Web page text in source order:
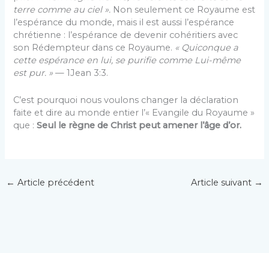
terre comme au ciel ». Non seulement ce Royaume est
l’espérance du monde, mais il est aussi l’espérance
chrétienne : l’espérance de devenir cohéritiers avec
son Rédempteur dans ce Royaume. « Quiconque a
cette espérance en lui, se purifie comme Lui-même
est pur. » — 1Jean 3:3.
C’est pourquoi nous voulons changer la déclaration
faite et dire au monde entier l’« Evangile du Royaume »
que : Seul le règne de Christ peut amener l’âge d’or.
← Article précédent Article suivant →